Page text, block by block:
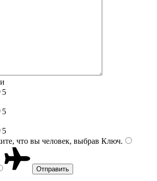
5
5
5
что вы человек, выбрав Ключ.